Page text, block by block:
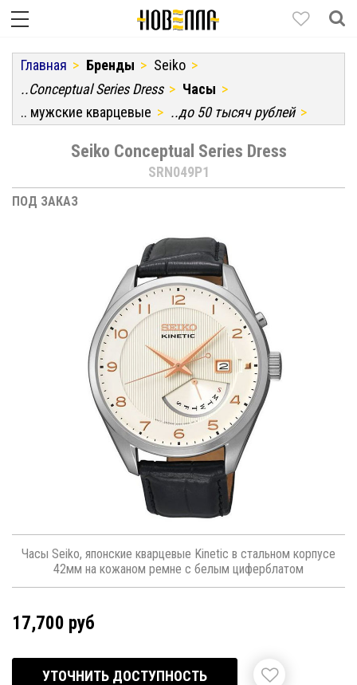
Главная Бренды
Seiko
..Conceptual Series Dress
Часы
.. мужские кварцевые
..до 50 тысяч рублей
Seiko Conceptual Series Dress
SRN049P1
ПОД ЗАКАЗ
Часы Seiko, японские кварцевые Kinetic в стальном корпусе
42мм на кожаном ремне с белым циферблатом
17,700 руб
УТОЧНИТЬ ДОСТУПНОСТЬ